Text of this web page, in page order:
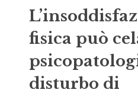
fisica può
disturbo di